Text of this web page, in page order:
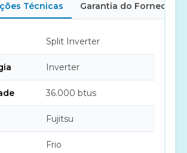
Técnicas Garantia do Fornecedor
Split Inverter
Inverter
36.000 btus
Fujitsu
Frio